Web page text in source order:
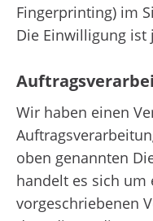
Fingerprinting) im
Die Einwilligung
Wir haben einen
oben genannten
handelt es sich um
vorgeschriebenen